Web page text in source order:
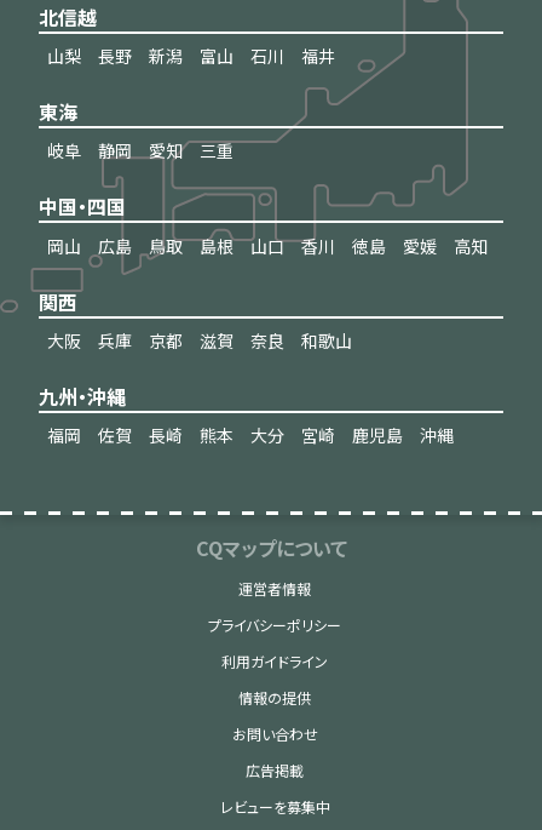
北信越
山梨 長野 新潟 富山 石川 福井
東海
岐阜 静岡 愛知 三重
中国・四国
岡山 広島 鳥取 島根 山口 香川 徳島 愛媛 高知
関西
大阪 兵庫 京都 滋賀 奈良 和歌山
九州・沖縄
福岡 佐賀 長崎 熊本 大分 宮崎 鹿児島 沖縄
CQマップについて
運営者情報
プライバシーポリシー
利用ガイドライン
情報の提供
お問い合わせ
広告掲載
レビューを募集中